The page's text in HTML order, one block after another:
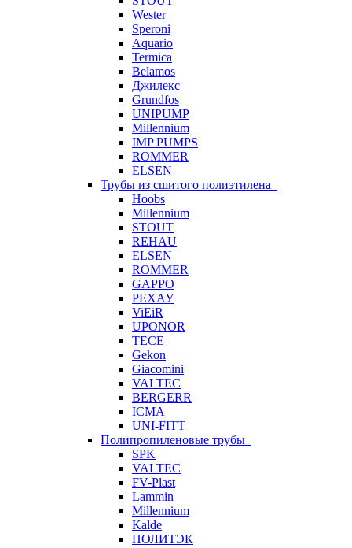
Wester
Speroni
Aquario
Termica
Belamos
Джилекс
Grundfos
UNIPUMP
Millennium
IMP PUMPS
ROMMER
ELSEN
Трубы из сшитого полиэтилена
Hoobs
Millennium
STOUT
REHAU
ELSEN
ROMMER
GAPPO
РЕХАУ
ViEiR
UPONOR
TECE
Gekon
Giacomini
VALTEC
BERGERR
ICMA
UNI-FITT
Полипропиленовые трубы
SPK
VALTEC
FV-Plast
Lammin
Millennium
Kalde
ПОЛИТЭК